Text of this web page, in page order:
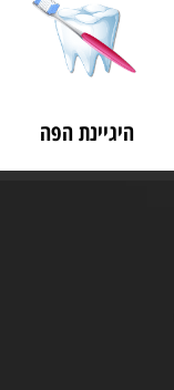
היגיינת הפה